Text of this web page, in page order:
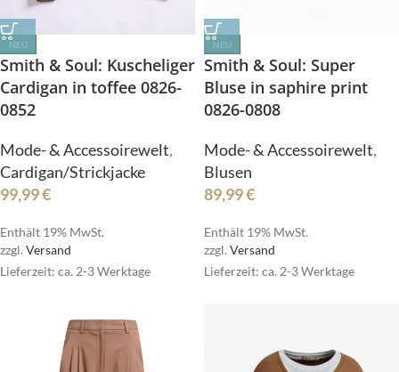
NEU
Smith & Soul: Kuscheliger
Cardigan in toffee 0826-
0852
Mode- & Accessoirewelt,
Cardigan/Strickjacke
99,99€
Enthält 19% MwSt.
zzgl. Versand
Lieferzeit: ca. 2-3 Werktage
NEU
Smith & Soul: Super
Bluse in saphire print
0826-0808
Mode- & Accessoirewelt,
Blusen
89,99€
Enthält 19% MwSt.
zzgl. Versand
Lieferzeit: ca. 2-3 Werktage